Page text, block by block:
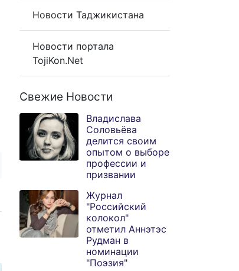
Новости Таджикистана
Новости портала
TojiKon.Net
Свежие Новости
Владислава
Соловьёва
делится своим
опытом о выборе
профессии и
призвании
Журнал
"Российский
колокол"
отметил Аннэтэс
Рудман в
номинации
"Поэзия"